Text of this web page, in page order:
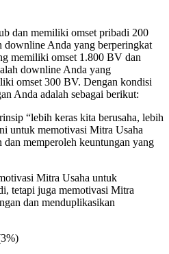
dan memiliki omset pribadi 200
downline Anda yang berperingkat
memiliki omset 1.800 BV dan
downline Anda yang
omset 300 BV. Dengan kondisi
Anda adalah sebagai berikut:
“lebih keras kita berusaha, lebih
untuk memotivasi Mitra Usaha
memperoleh keuntungan yang
Mitra Usaha untuk
tetapi juga memotivasi Mitra
dan menduplikasikan